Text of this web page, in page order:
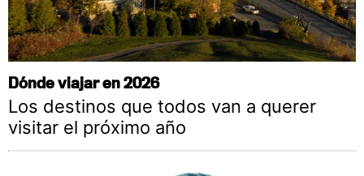
Dónde viajar en 2026
Los destinos que todos van a querer
visitar el próximo año